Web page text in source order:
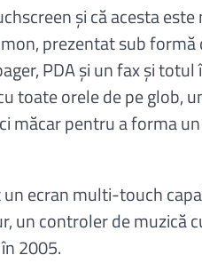
și că acesta
prezentat sub
PDA și un fax și
toate orele de pe glob,
măcar pentru a forma
ecran multi-touch
un controler de
2005.